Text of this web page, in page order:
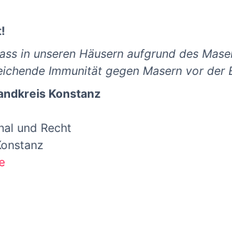
in unseren Häusern aufgrund des
Immunität gegen Masern vor der
Konstanz
und Recht